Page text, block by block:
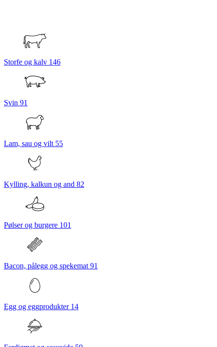
Storfe og kalv 146
Svin 91
Lam, sau og vilt 55
Kylling, kalkun og and 82
Pølser og burgere 101
Bacon, pålegg og spekemat 91
Egg og eggprodukter 14